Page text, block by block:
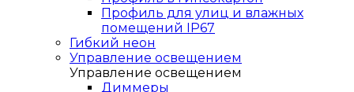
Профиль для улиц и влажных
помещений IP67
Гибкий неон
Управление освещением
Управление освещением
Диммеры